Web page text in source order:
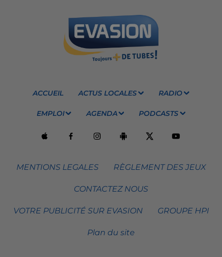
ACCUEIL ACTUS LOCALES RADIO
EMPLOI AGENDA PODCASTS
MENTIONS LEGALES RÈGLEMENT DES JEUX
CONTACTEZ NOUS
VOTRE PUBLICITÉ SUR EVASION GROUPE HPI
Plan du site